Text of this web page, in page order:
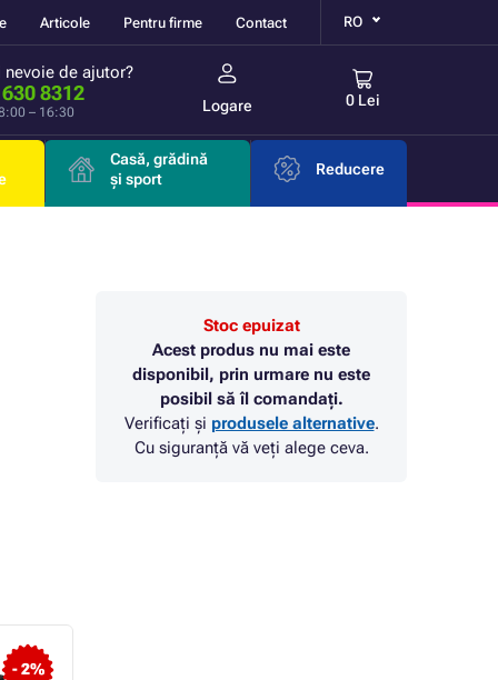
Articole Pentru firme Contact RO
nevoie de ajutor?
8312
– 16:30 Logare 0 Lei
Casă, grădină
și sport
Reducere
Stoc epuizat
Acest produs nu mai este
disponibil, prin urmare nu este
posibil să îl comandați.
Verificați și produsele alternative.
Cu siguranță vă veți alege ceva.
- 2%